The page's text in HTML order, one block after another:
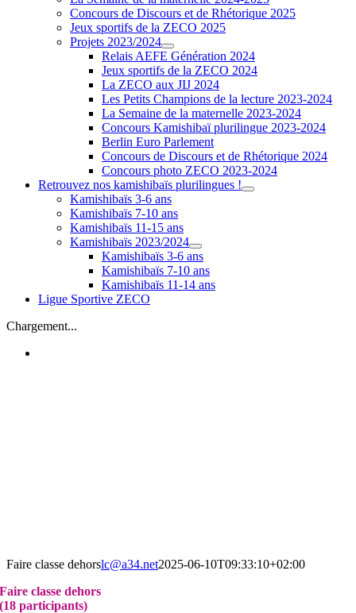
Concours de Discours et de Rhétorique 2025
Jeux sportifs de la ZECO 2025
Projets 2023/2024
Relais AEFE Génération 2024
Jeux sportifs de la ZECO 2024
La ZECO aux JIJ 2024
Les Petits Champions de la lecture 2023-2024
La Semaine de la maternelle 2023-2024
Concours Kamishibaï plurilingue 2023-2024
Berlin Euro Parlement
Concours de Discours et de Rhétorique 2024
Concours photo ZECO 2023-2024
Retrouvez nos kamishibaïs plurilingues !
Kamishibaïs 3-6 ans
Kamishibaïs 7-10 ans
Kamishibaïs 11-15 ans
Kamishibaïs 2023/2024
Kamishibaïs 3-6 ans
Kamishibaïs 7-10 ans
Kamishibaïs 11-14 ans
Ligue Sportive ZECO
Chargement...
Faire classe dehorslc@a34.net2025-06-10T09:33:10+02:00
Faire classe dehors
(18 participants)